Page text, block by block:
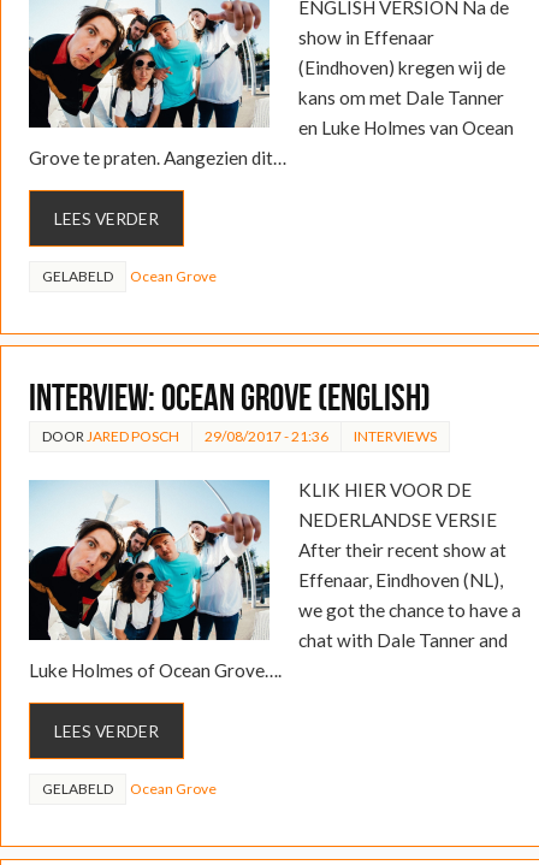
ENGLISH VERSION Na de
show in Effenaar
(Eindhoven) kregen wij de
kans om met Dale Tanner
en Luke Holmes van Ocean
Grove te praten. Aangezien dit…
LEES VERDER
GELABELD Ocean Grove
INTERVIEW: Ocean Grove (English)
DOOR JARED POSCH 29/08/2017 - 21:36 INTERVIEWS
KLIK HIER VOOR DE
NEDERLANDSE VERSIE
After their recent show at
Effenaar, Eindhoven (NL),
we got the chance to have a
chat with Dale Tanner and
Luke Holmes of Ocean Grove….
LEES VERDER
GELABELD Ocean Grove